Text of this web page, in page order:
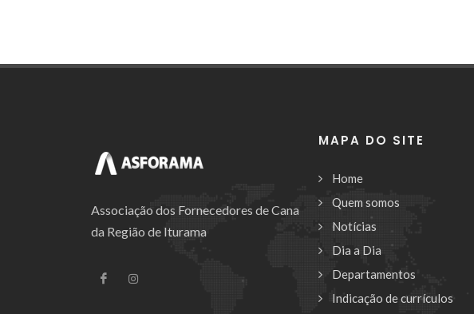
Associação dos Fornecedores de Cana
da Região de Iturama
MAPA DO SITE
Home
Quem somos
Notícias
Dia a Dia
Departamentos
Indicação de currículos